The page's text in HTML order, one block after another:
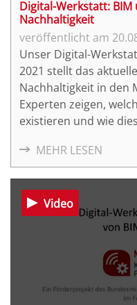
Digital-Werkstatt:
Nachhaltigkeit
Unser Digital-
2021 stellt das
Nachhaltigkeit in den
Experten zeigen,
existieren und wie
kostenfrei.
MEHR LESEN
Video